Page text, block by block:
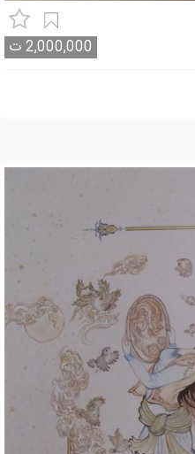
2,000,000ت